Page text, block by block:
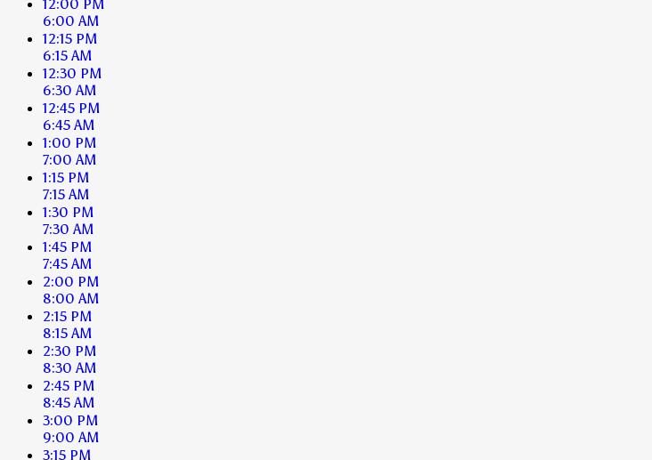
12:00 PM
6:00 AM
12:15 PM
6:15 AM
12:30 PM
6:30 AM
12:45 PM
6:45 AM
1:00 PM
7:00 AM
1:15 PM
7:15 AM
1:30 PM
7:30 AM
1:45 PM
7:45 AM
2:00 PM
8:00 AM
2:15 PM
8:15 AM
2:30 PM
8:30 AM
2:45 PM
8:45 AM
3:00 PM
9:00 AM
3:15 PM